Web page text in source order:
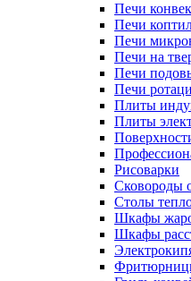
Печи
Печи
Печи
Печи на
Печи
Печи
Плиты
Плиты
Рисоварки
Сковороды
Столы
Шкафы
Шкафы